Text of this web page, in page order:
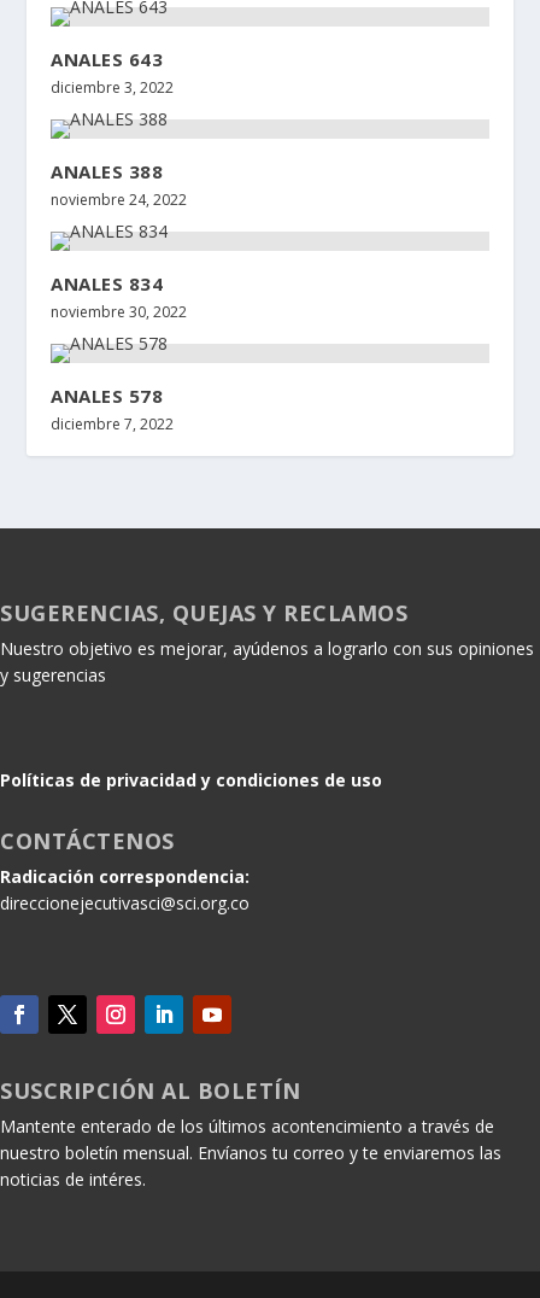
ANALES 643
diciembre 3, 2022
ANALES 388
noviembre 24, 2022
ANALES 834
noviembre 30, 2022
ANALES 578
diciembre 7, 2022
SUGERENCIAS, QUEJAS Y RECLAMOS
Nuestro objetivo es mejorar, ayúdenos a lograrlo con sus opiniones
y sugerencias
Políticas de privacidad y condiciones de uso
CONTÁCTENOS
Radicación correspondencia:
direccionejecutivasci@sci.org.co
SUSCRIPCIÓN AL BOLETÍN
Mantente enterado de los últimos acontencimiento a través de
nuestro boletín mensual. Envíanos tu correo y te enviaremos las
noticias de intéres.